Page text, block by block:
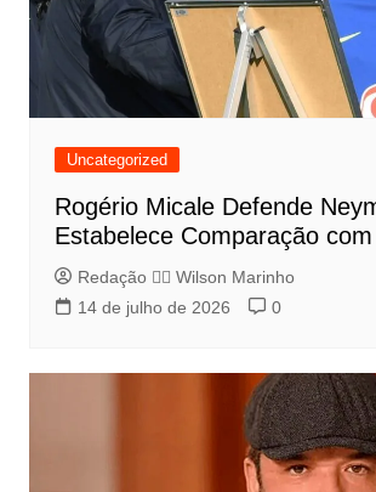
Uncategorized
Rogério Micale Defende
Estabelece Comparação
Redação 👨‍⚖️​ Wilson Marinho
14 de julho de 2026
0